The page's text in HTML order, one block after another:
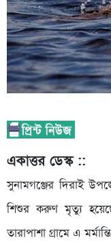
একাত্তর ডেস্ক ::
সুনামগঞ্জের দিরাই
শিশুর করুণ মৃত্যু
তারাপাশা গ্রামে এ